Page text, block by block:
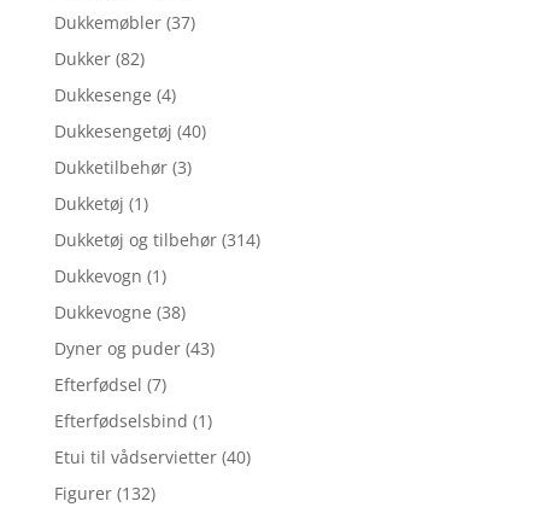
Dukkemøbler (37)
Dukker (82)
Dukkesenge (4)
Dukkesengetøj (40)
Dukketilbehør (3)
Dukketøj (1)
Dukketøj og tilbehør (314)
Dukkevogn (1)
Dukkevogne (38)
Dyner og puder (43)
Efterfødsel (7)
Efterfødselsbind (1)
Etui til vådservietter (40)
Figurer (132)